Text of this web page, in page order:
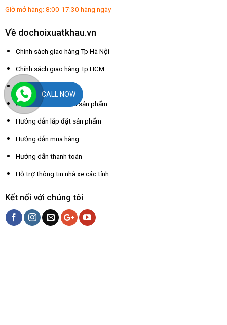
Giờ mở hàng: 8:00-17:30 hàng ngày
Về dochoixuatkhau.vn
Chính sách giao hàng Tp Hà Nội
Chính sách giao hàng Tp HCM
Chính sách đổi trả
Chính sách bảo hành sản phẩm
Hướng dẫn lắp đặt sản phẩm
Hướng dẫn mua hàng
Hướng dẫn thanh toán
Hỗ trợ thông tin nhà xe các tỉnh
Kết nối với chúng tôi
CALL NOW